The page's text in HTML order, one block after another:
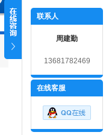
联系人
周建勤
13681782469
在线客服